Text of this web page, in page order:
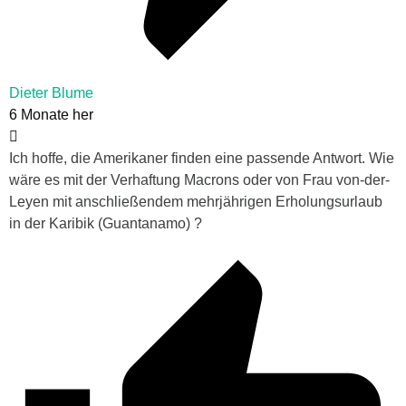
Dieter Blume
6 Monate her
Ich hoffe, die Amerikaner finden eine passende Antwort. Wie
wäre es mit der Verhaftung Macrons oder von Frau von-der-
Leyen mit anschließendem mehrjährigen Erholungsurlaub
in der Karibik (Guantanamo) ?